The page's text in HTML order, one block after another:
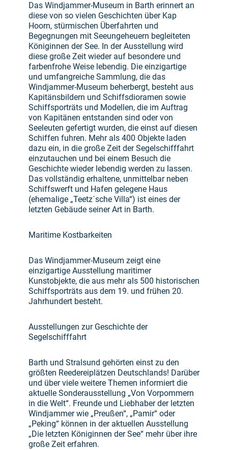
Das Windjammer-Museum in Barth erinnert an
diese von so vielen Geschichten über Kap
Hoorn, stürmischen Überfahrten und
Begegnungen mit Seeungeheuern begleiteten
Königinnen der See. In der Ausstellung wird
diese große Zeit wieder auf besondere und
farbenfrohe Weise lebendig. Die einzigartige
und umfangreiche Sammlung, die das
Windjammer-Museum beherbergt, besteht aus
Kapitänsbildern und Schiffsdioramen sowie
Schiffsporträts und Modellen, die im Auftrag
von Kapitänen entstanden sind oder von
Seeleuten gefertigt wurden, die einst auf diesen
Schiffen fuhren. Mehr als 400 Objekte laden
dazu ein, in die große Zeit der Segelschifffahrt
einzutauchen und bei einem Besuch die
Geschichte wieder lebendig werden zu lassen.
Das vollständig erhaltene, unmittelbar neben
Schiffswerft und Hafen gelegene Haus
(ehemalige „Teetz´sche Villa“) ist eines der
letzten Gebäude seiner Art in Barth.
Maritime Kostbarkeiten
Das Windjammer-Museum zeigt eine
einzigartige Ausstellung maritimer
Kunstobjekte, die aus mehr als 500 historischen
Schiffsporträts aus dem 19. und frühen 20.
Jahrhundert besteht.
Ausstellungen zur Geschichte der
Segelschifffahrt
Barth und Stralsund gehörten einst zu den
größten Reedereiplätzen Deutschlands! Darüber
und über viele weitere Themen informiert die
aktuelle Sonderausstellung „Von Vorpommern
in die Welt“. Freunde und Liebhaber der letzten
Windjammer wie „Preußen“, „Pamir“ oder
„Peking“ können in der aktuellen Ausstellung
„Die letzten Königinnen der See“ mehr über ihre
große Zeit erfahren.